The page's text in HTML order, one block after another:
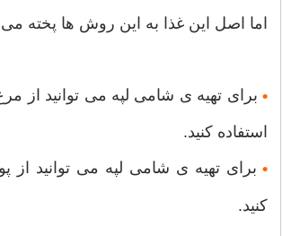
اما اصل این غذا به این روش ها پخته
• برای تهیه ی شامی لپه می توانید از
استفاده کنید.
• برای تهیه ی شامی لپه می توانید از
کنید.